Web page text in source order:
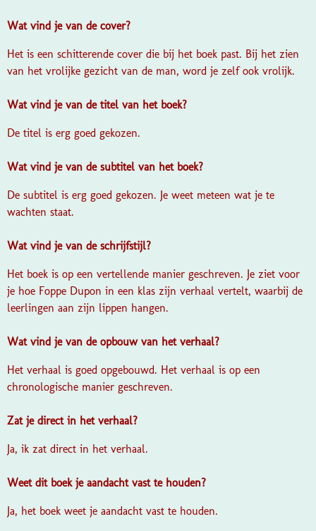
Wat vind je van de cover?
Het is een schitterende cover die bij het boek past. Bij het zien
van het vrolijke gezicht van de man, word je zelf ook vrolijk.
Wat vind je van de titel van het boek?
De titel is erg goed gekozen.
Wat vind je van de subtitel van het boek?
De subtitel is erg goed gekozen. Je weet meteen wat je te
wachten staat.
Wat vind je van de schrijfstijl?
Het boek is op een vertellende manier geschreven. Je ziet voor
je hoe Foppe Dupon in een klas zijn verhaal vertelt, waarbij de
leerlingen aan zijn lippen hangen.
Wat vind je van de opbouw van het verhaal?
Het verhaal is goed opgebouwd. Het verhaal is op een
chronologische manier geschreven.
Zat je direct in het verhaal?
Ja, ik zat direct in het verhaal.
Weet dit boek je aandacht vast te houden?
Ja, het boek weet je aandacht vast te houden.